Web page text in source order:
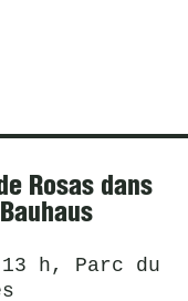
Rosas dans
h, Parc du